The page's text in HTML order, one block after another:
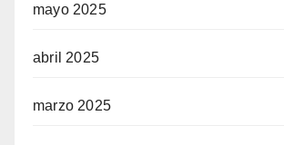
mayo 2025
abril 2025
marzo 2025